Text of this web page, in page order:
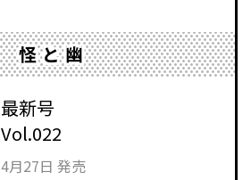
怪と幽
最新号
Vol.022
4月27日 発売